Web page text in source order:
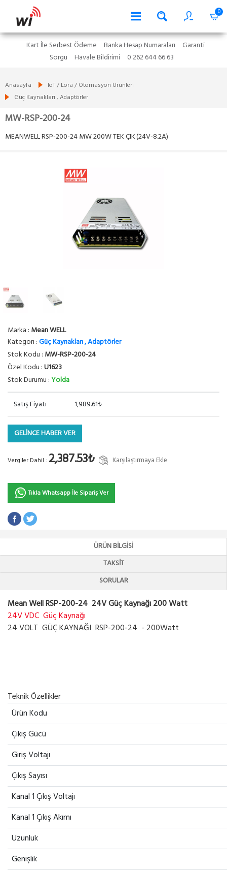
0
Kart İle Serbest Ödeme Banka Hesap Numaraları
Garanti
Sorgu
Havale Bildirimi 0 262 644 66 63
Anasayfa
IoT / Lora / Otomasyon Ürünleri
Güç Kaynakları , Adaptörler
MW-RSP-200-24
MEANWELL RSP-200-24 MW 200W TEK ÇIK.(24V-8.2A)
Marka : Mean WELL
Kategori :Güç Kaynakları , Adaptörler
Stok Kodu : MW-RSP-200-24
Özel Kodu :U1623
Stok Durumu :Yolda
Satış Fiyatı 1,989.61₺
GELİNCE HABER VER
Vergiler Dahil : 2,387.53₺ Karşılaştırmaya Ekle
Tıkla Whatsapp İle Sipariş Ver
ÜRÜN BILGISI
TAKSIT
SORULAR
Mean Well RSP-200-24 24V Güç Kaynağı 200 Watt
24V VDC Güç Kaynağı
24 VOLT GÜÇ KAYNAĞI RSP-200-24 - 200Watt
Teknik Özellikler
Ürün Kodu
Çıkış Gücü
Giriş Voltajı
Çıkış Sayısı
Kanal 1 Çıkış Voltajı
Kanal 1 Çıkış Akımı
Uzunluk
Genişlik